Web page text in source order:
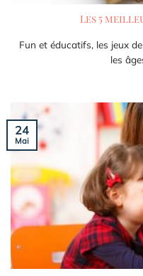
Les 5
Fun et éducatifs, les jeux
les
24
Mai